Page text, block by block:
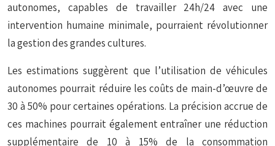
autonomes, capables de travailler 24h/24 avec une
intervention humaine minimale, pourraient révolutionner
la gestion des grandes cultures.
Les estimations suggèrent que l’utilisation de véhicules
autonomes pourrait réduire les coûts de main-d’œuvre de
30 à 50% pour certaines opérations. La précision accrue de
ces machines pourrait également entraîner une réduction
supplémentaire de 10 à 15% de la consommation